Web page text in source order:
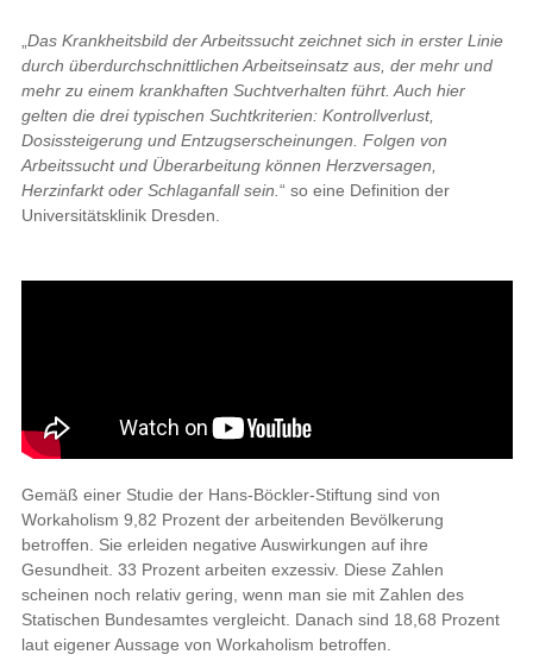
Das Krankheitsbild der Arbeitssucht zeichnet sich in erster Linie
durch überdurchschnittlichen Arbeitseinsatz aus, der mehr und
mehr zu einem krankhaften Suchtverhalten führt. Auch hier
gelten die drei typischen Suchtkriterien: Kontrollverlust,
Dosissteigerung und Entzugserscheinungen. Folgen von
Arbeitssucht und Überarbeitung können Herzversagen,
Herzinfarkt oder Schlaganfall sein. “ so eine Definition der
Universitätsklinik Dresden.
Gemäß einer Studie der Hans-Böckler-Stiftung sind von
Workaholism 9,82 Prozent der arbeitenden Bevölkerung
betroffen. Sie erleiden negative Auswirkungen auf ihre
Gesundheit. 33 Prozent arbeiten exzessiv. Diese Zahlen
scheinen noch relativ gering, wenn man sie mit Zahlen des
Statischen Bundesamtes vergleicht. Danach sind 18,68 Prozent
laut eigener Aussage von Workaholism betroffen.